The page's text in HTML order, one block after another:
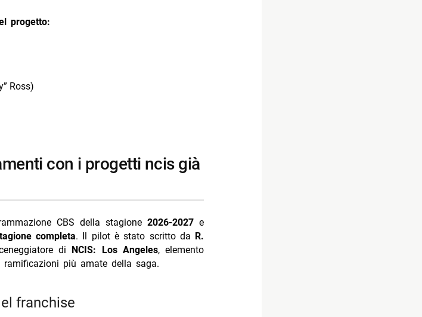
progetto:
Ross)
CBS della stagione2026-2027 e
completa. Il pilot è stato scritto da R.
di NCIS: Los Angeles, elemento
più amate della saga.
franchise